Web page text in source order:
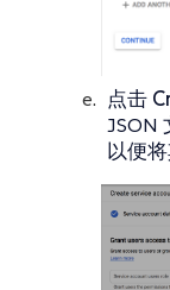
点击
JSON
以便